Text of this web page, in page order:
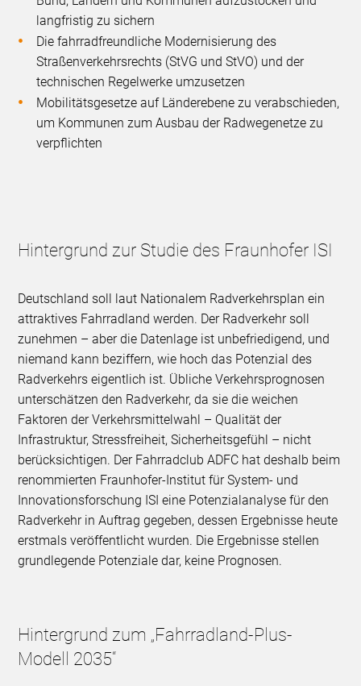
langfristig zu sichern
Die fahrradfreundliche Modernisierung des
Straßenverkehrsrechts (StVG und StVO) und der
technischen Regelwerke umzusetzen
Mobilitätsgesetze auf Länderebene zu verabschieden,
um Kommunen zum Ausbau der Radwegenetze zu
verpflichten
Hintergrund zur Studie des Fraunhofer ISI
Deutschland soll laut Nationalem Radverkehrsplan ein
attraktives Fahrradland werden. Der Radverkehr soll
zunehmen – aber die Datenlage ist unbefriedigend, und
niemand kann beziffern, wie hoch das Potenzial des
Radverkehrs eigentlich ist. Übliche Verkehrsprognosen
unterschätzen den Radverkehr, da sie die weichen
Faktoren der Verkehrsmittelwahl – Qualität der
Infrastruktur, Stressfreiheit, Sicherheitsgefühl – nicht
berücksichtigen. Der Fahrradclub ADFC hat deshalb beim
renommierten Fraunhofer-Institut für System- und
Innovationsforschung ISI eine Potenzialanalyse für den
Radverkehr in Auftrag gegeben, dessen Ergebnisse heute
erstmals veröffentlicht wurden. Die Ergebnisse stellen
grundlegende Potenziale dar, keine Prognosen.
Hintergrund zum „Fahrradland-Plus-
Modell 2035“